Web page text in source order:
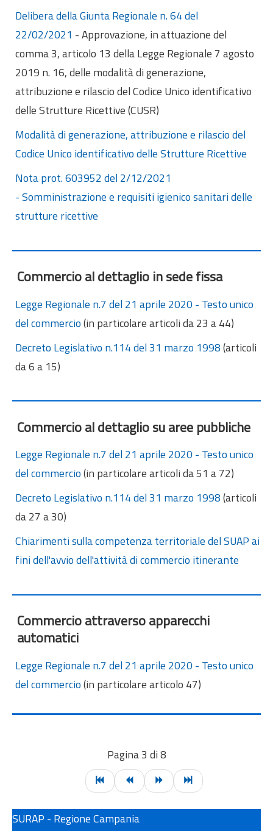
Delibera della Giunta Regionale n. 64 del
22/02/2021 - Approvazione, in attuazione del
comma 3, articolo 13 della Legge Regionale 7 agosto
2019 n. 16, delle modalità di generazione,
attribuzione e rilascio del Codice Unico identificativo
delle Strutture Ricettive (CUSR)
Modalità di generazione, attribuzione e rilascio del
Codice Unico identificativo delle Strutture Ricettive
Nota prot. 603952 del 2/12/2021
- Somministrazione e requisiti igienico sanitari delle
strutture ricettive
Commercio al dettaglio in sede fissa
Legge Regionale n.7 del 21 aprile 2020 - Testo unico
del commercio(in particolare articoli da 23 a 44)
Decreto Legislativo n.114 del 31 marzo 1998(articoli
da 6 a 15)
Commercio al dettaglio su aree pubbliche
Legge Regionale n.7 del 21 aprile 2020 - Testo unico
del commercio(in particolare articoli da 51 a 72)
Decreto Legislativo n.114 del 31 marzo 1998(articoli
da 27 a 30)
Chiarimenti sulla competenza territoriale del SUAP ai
fini dell'avvio dell'attività di commercio itinerante
Commercio attraverso apparecchi
automatici
Legge Regionale n.7 del 21 aprile 2020 - Testo unico
del commercio(in particolare articolo 47)
Pagina 3 di 8
SURAP - Regione Campania